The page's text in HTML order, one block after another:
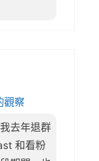
觀察
去年退群
和看粉